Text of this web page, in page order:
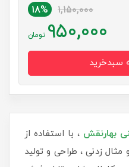
1,150,000
18%
950,000 تومان
بهارنقش ، با استفاده از
مثال زدنی ، طراحی و تولید